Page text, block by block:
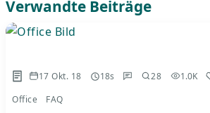
Verwandte Beiträge
17 Okt. 18 18s 28 1.0K
Office FAQ